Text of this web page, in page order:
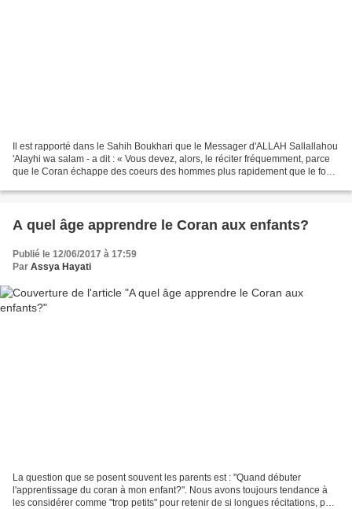
Il est rapporté dans le Sahih Boukhari que le Messager d'ALLAH Sallallahou
'Alayhi wa salam - a dit : « Vous devez, alors, le réciter fréquemment, parce
que le Coran échappe des coeurs des hommes plus rapidement que le font
A quel âge apprendre le Coran aux enfants?
Publié le 12/06/2017 à 17:59
Par Assya Hayati
La question que se posent souvent les parents est : "Quand débuter
l'apprentissage du coran à mon enfant?". Nous avons toujours tendance à
les considérer comme "trop petits" pour retenir de si longues récitations, pour